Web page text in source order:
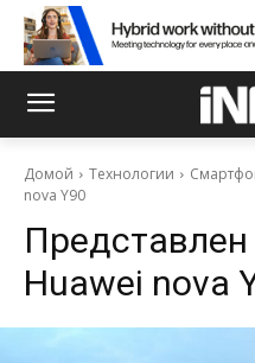
Домой Технологии
nova Y90
Huawei nova